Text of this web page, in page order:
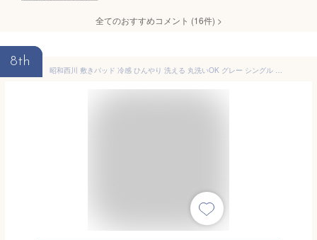
全てのおすすめコメント (16件) >
8th
昭和西川 敷きパッド 冷感 ひんやり 洗える 丸洗いOK グレー シングル 東洋紡エムシー 高強力ポリエチレン繊維ツヌーガ(R)使用